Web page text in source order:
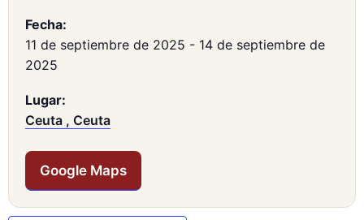
Fecha:
11 de septiembre de 2025 - 14 de septiembre de
2025
Lugar:
Ceuta , Ceuta
Google Maps